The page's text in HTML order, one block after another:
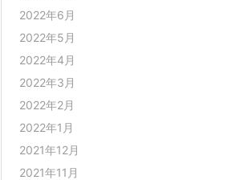
2022年6月
2022年5月
2022年4月
2022年3月
2022年2月
2022年1月
2021年12月
2021年11月